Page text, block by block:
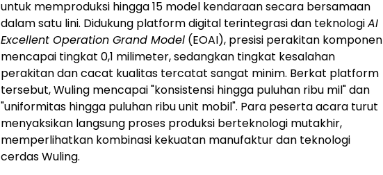
untuk memproduksi hingga 15 model kendaraan secara bersamaan
dalam satu lini. Didukung platform digital terintegrasi dan teknologiAI
Excellent Operation Grand Model (EOAI), presisi perakitan komponen
mencapai tingkat 0,1 milimeter, sedangkan tingkat kesalahan
perakitan dan cacat kualitas tercatat sangat minim. Berkat platform
tersebut, Wuling mencapai "konsistensi hingga puluhan ribu mil" dan
"uniformitas hingga puluhan ribu unit mobil". Para peserta acara turut
menyaksikan langsung proses produksi berteknologi mutakhir,
memperlihatkan kombinasi kekuatan manufaktur dan teknologi
cerdas Wuling.